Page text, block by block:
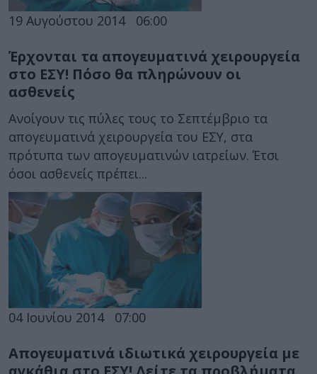
19 Αυγούστου 2014 06:00
Έρχονται τα απογευματινά χειρουργεία
στο ΕΣΥ! Πόσo θα πληρώνουν οι
ασθενείς
Ανοίγουν τις πύλες τους το Σεπτέμβριο τα
απογευματινά χειρουργεία του ΕΣΥ, στα
πρότυπα των απογευματινών ιατρείων. Έτσι
όσοι ασθενείς πρέπει...
04 Ιουνίου 2014 07:00
Απογευματινά ιδιωτικά χειρουργεία με